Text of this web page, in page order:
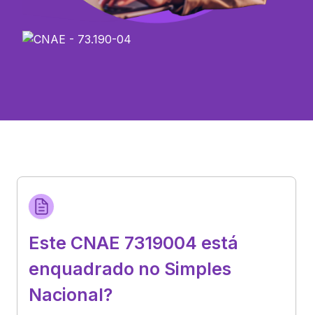
Este CNAE 7319004 está
enquadrado no Simples
Nacional?